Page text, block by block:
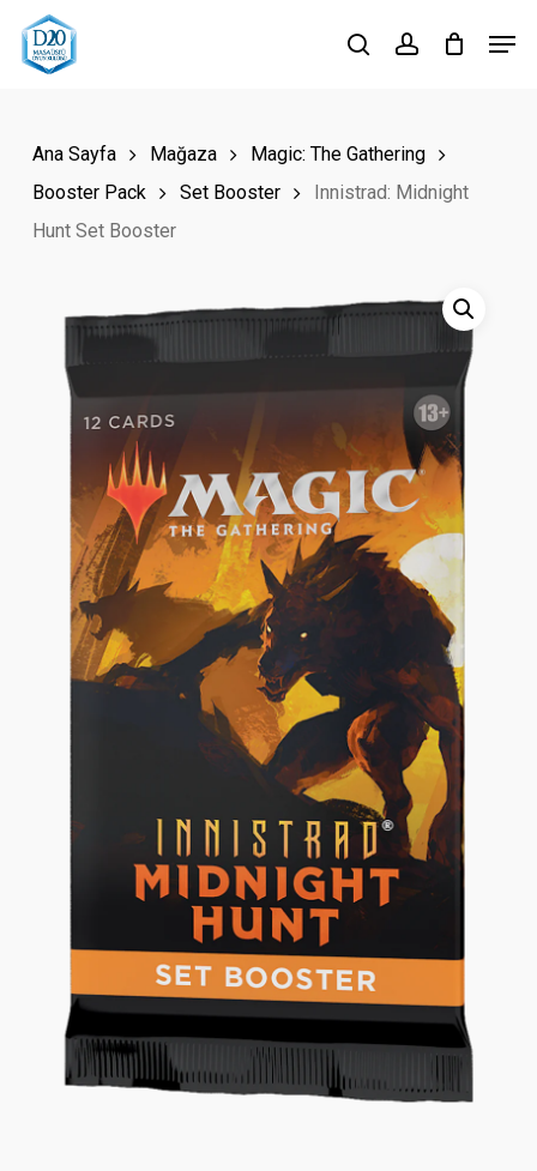
Skip
searchaccount
Ana Sayfa Mağaza
Magic: The Gathering
Booster Pack
Set Booster
Innistrad: Midnight
Hunt Set Booster